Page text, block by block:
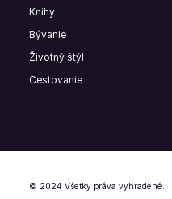
Knihy
Bývanie
Životný štýl
Cestovanie
© 2024 Všetky práva vyhradené.